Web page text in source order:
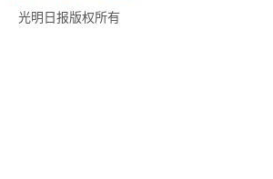
光明日报版权所有